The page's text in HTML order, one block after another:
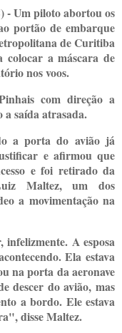
- Um piloto abortou os
portão de embarque
de Curitiba
colocar a máscara de
nos voos.
com direção a
a saída atrasada.
a porta do avião já
e afirmou que
e foi retirado da
Maltez, um dos
a movimentação na
A esposa
Ela estava
na porta da aeronave
descer do avião, mas
a bordo. Ele estava
disse Maltez.